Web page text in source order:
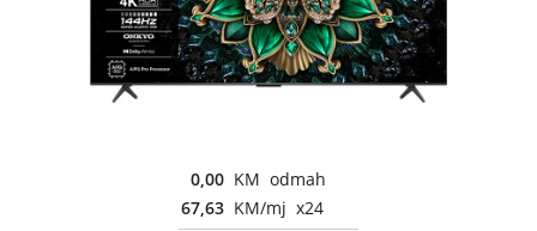
0,00 KM odmah
67,63 KM/mj x24